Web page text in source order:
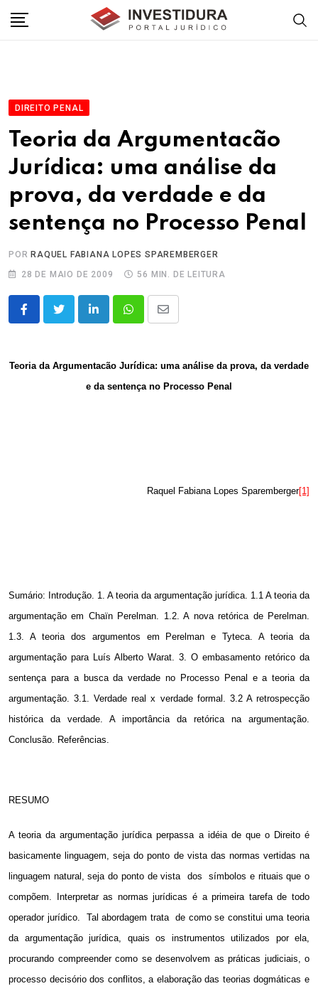
DIREITO PENAL
Teoria da Argumentacão
Jurídica: uma análise da
prova, da verdade e da
sentença no Processo Penal
POR RAQUEL FABIANA LOPES SPAREMBERGER
28 DE MAIO DE 2009
56 MIN. DE LEITURA
LinkedInWhatsappShare
Teoria da Argumentacão Jurídica: uma análise da prova, da verdade
e da sentença no Processo Penal
Raquel Fabiana Lopes Sparemberger[1]
Sumário: Introdução. 1. Ateoria da argumentação jurídica. 1.1 Ateoria da
argumentação em Chaïn Perelman. 1.2. A nova retórica de Perelman.
1.3. A teoria dos argumentos em Perelman e Tyteca. A teoria da
argumentação para Luís Alberto Warat. 3. O embasamento retórico da
sentença para a busca da verdade no Processo Penal e a teoria da
argumentação. 3.1. Verdade real x verdade formal. 3.2 Aretrospecção
histórica da verdade. A importância da retórica na argumentação.
Conclusão. Referências.
RESUMO
A teoria da argumentação jurídica perpassa a idéia de que o Direito é
basicamente linguagem, seja do ponto de vista das normas vertidas na
linguagem natural, seja do ponto de vista
dos
símbolos e rituais que o
compõem. Interpretar as normas jurídicas é a primeira tarefa de todo
operador jurídico.
Tal abordagem trata
de como se constitui uma teoria
da argumentação jurídica, quais os instrumentos utilizados por ela,
procurando compreender como se desenvolvem as práticas judiciais, o
processo decisório dos conflitos, a elaboração das teorias dogmáticas e